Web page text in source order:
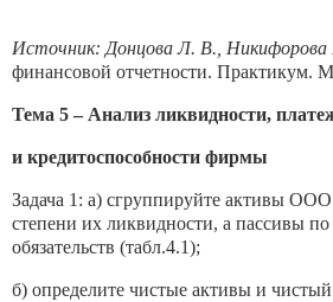
Источник: Донцова Л. В.,
финансовой отчетности. Практикум.
Тема 5 – Анализ ликвидности,
и кредитоспособности фирмы
Задача 1: а) сгруппируйте активы
степени их ликвидности, а пассивы
обязательств (табл.4.1);
б) определите чистые активы и